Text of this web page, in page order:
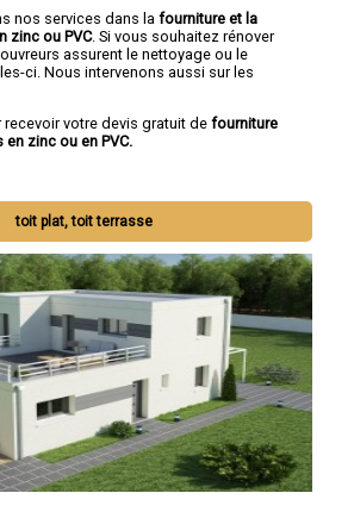
nos services dans la fourniture et la
zinc ou PVC. Si vous souhaitez rénover
assurent le nettoyage ou le
ci. Nous intervenons aussi sur les
votre devis gratuit de fourniture
zinc ou en PVC.
toit plat, toit terrasse